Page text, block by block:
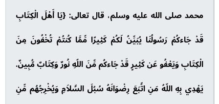
محمد صلى الله عليه وسلم، قال تعالى: {يَا أَهْلَ الْكِتَابِ
قَدْ جَاءكُمْ رَسُولُنَا يُبَيِّنُ لَكُمْ كَثِيرًا مِّمَّا كُنتُمْ تُخْفُونَ مِنَ
الْكِتَابِ وَيَعْفُو عَن كَثِيرٍ قَدْ جَاءكُم مِّنَ اللّهِ نُورٌ وَكِتَابٌ مُّبِينٌ.
يَهْدِي بِهِ اللّهُ مَنِ اتَّبَعَ رِضْوَانَهُ سُبُلَ السَّلاَمِ وَيُخْرِجُهُم مِّنِ